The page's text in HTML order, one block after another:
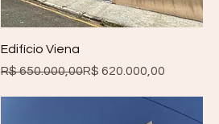
Edifício Viena
Preço normal
R$ 650.000,00
Preço promocionalR$ 620.000,00